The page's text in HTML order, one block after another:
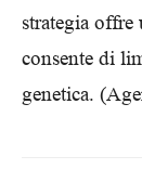
strategia
consente di
genetica.